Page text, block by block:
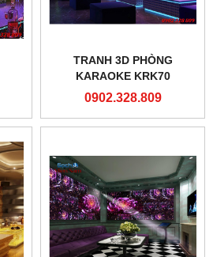
TRANH 3D PHÒNG
KARAOKE KRK70
0902.328.809